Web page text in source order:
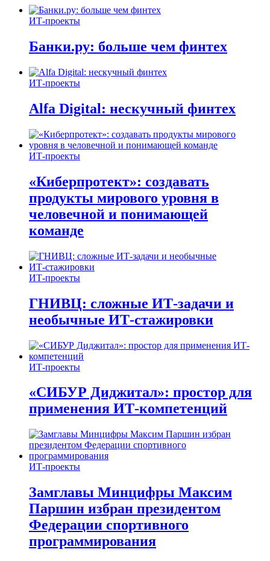
ИТ-проекты
Банки.ру: больше чем финтех
ИТ-проекты
Alfa Digital: нескучный финтех
ИТ-проекты
«Киберпротект»: создавать
продукты мирового уровня в
человечной и понимающей
команде
ИТ-проекты
ГНИВЦ: сложные ИТ‑задачи и
необычные ИТ‑стажировки
ИТ-проекты
«СИБУР Диджитал»: простор для
применения ИТ-компетенций
ИТ-проекты
Замглавы Минцифры Максим
Паршин избран президентом
Федерации спортивного
программирования